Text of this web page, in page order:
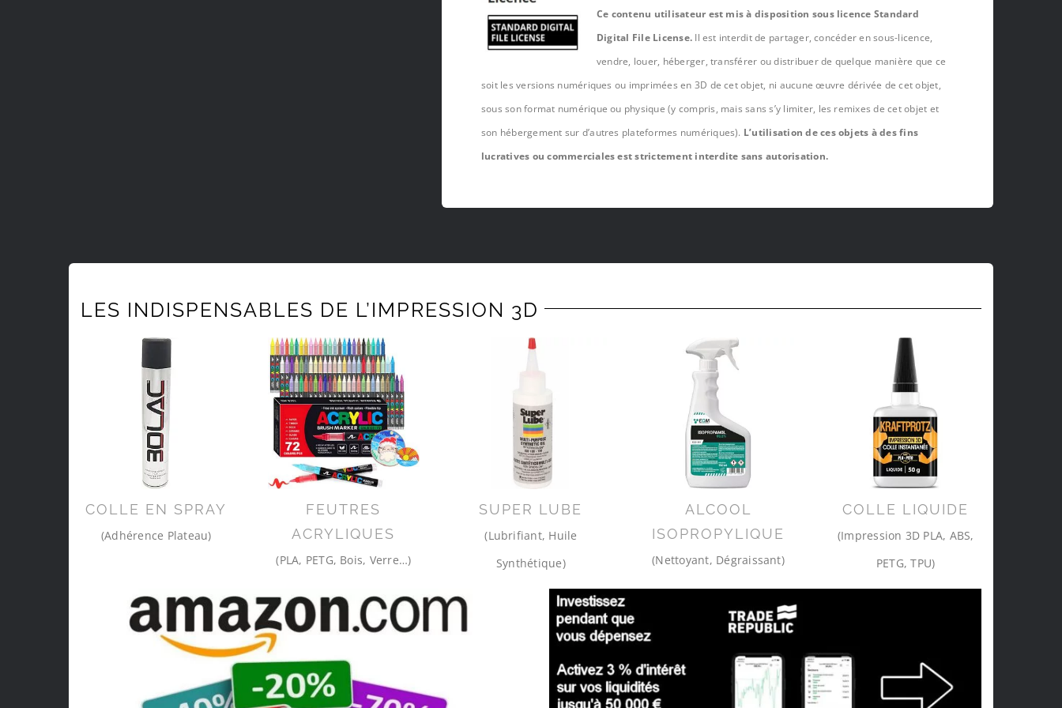
Ce contenu utilisateur est mis à disposition sous licence Standard
Digital File License. Il est interdit de partager, concéder en sous-licence,
vendre, louer, héberger, transférer ou distribuer de quelque manière que ce
soit les versions numériques ou imprimées en 3D de cet objet, ni aucune œuvre dérivée de cet objet,
sous son format numérique ou physique (y compris, mais sans s’y limiter, les remixes de cet objet et
son hébergement sur d’autres plateformes numériques). L’utilisation de ces objets à des fins
lucratives ou commerciales est strictement interdite sans autorisation.
LES INDISPENSABLES DE L’IMPRESSION 3D
COLLE EN SPRAY
(Adhérence Plateau)
FEUTRES
ACRYLIQUES
(PLA, PETG, Bois, Verre…)
SUPER LUBE
(Lubrifiant, Huile
Synthétique)
ALCOOL
ISOPROPYLIQUE
(Nettoyant, Dégraissant)
COLLE LIQUIDE
(Impression 3D PLA, ABS,
PETG, TPU)